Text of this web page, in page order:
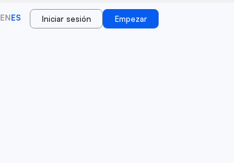
ENES Iniciar sesión Empezar